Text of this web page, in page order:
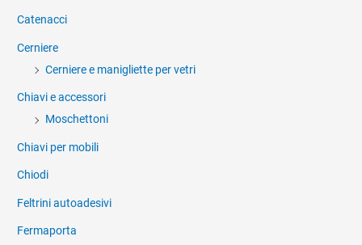
Catenacci
Cerniere
Cerniere e manigliette per vetri
Chiavi e accessori
Moschettoni
Chiavi per mobili
Chiodi
Feltrini autoadesivi
Fermaporta